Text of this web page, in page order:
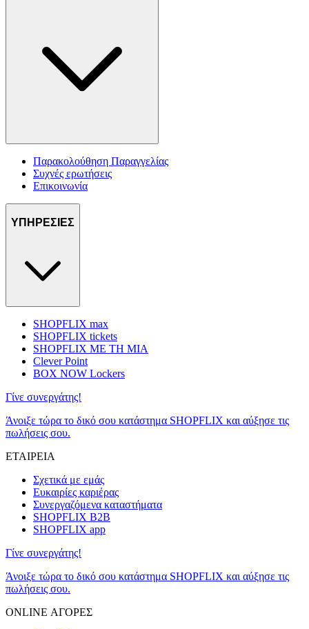
Παρακολούθηση Παραγγελίας
Συχνές ερωτήσεις
Επικοινωνία
ΥΠΗΡΕΣΙΕΣ
SHOPFLIX max
SHOPFLIX tickets
SHOPFLIX ΜΕ ΤΗ ΜΙΑ
Clever Point
BOX NOW Lockers
Γίνε συνεργάτης!
Άνοιξε τώρα το δικό σου κατάστημα SHOPFLIX και αύξησε τις
πωλήσεις σου.
ΕΤΑΙΡΕΙΑ
Σχετικά με εμάς
Ευκαιρίες καριέρας
Συνεργαζόμενα καταστήματα
SHOPFLIX B2B
SHOPFLIX app
Γίνε συνεργάτης!
Άνοιξε τώρα το δικό σου κατάστημα SHOPFLIX και αύξησε τις
πωλήσεις σου.
ONLINE ΑΓΟΡΕΣ